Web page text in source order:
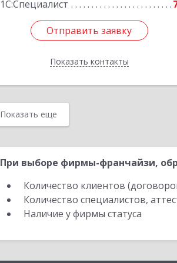
1С:Специалист
Отправить заявку
Показать контакты
Отправить заявку
Назад
Показать еще
При выборе фирмы-франчайзи,
Количество клиентов
Количество специалистов,
Наличие у фирмы статуса